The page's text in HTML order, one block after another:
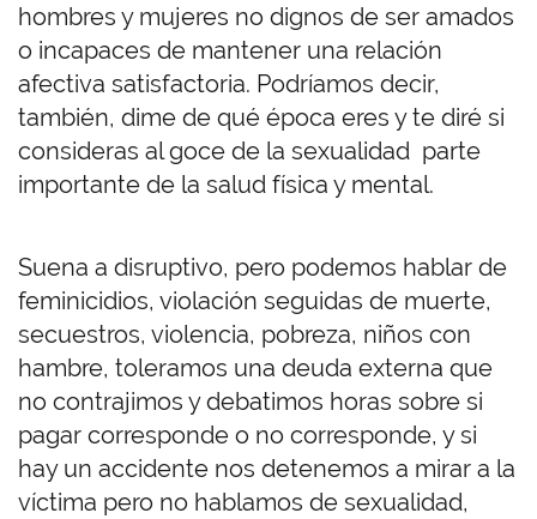
hombres y mujeres no dignos de ser amados
o incapaces de mantener una relación
afectiva satisfactoria. Podríamos decir,
también, dime de qué época eres y te diré si
consideras al goce de la sexualidad parte
importante de la salud física y mental.
Suena a disruptivo, pero podemos hablar de
feminicidios, violación seguidas de muerte,
secuestros, violencia, pobreza, niños con
hambre, toleramos una deuda externa que
no contrajimos y debatimos horas sobre si
pagar corresponde o no corresponde, y si
hay un accidente nos detenemos a mirar a la
víctima pero no hablamos de sexualidad,